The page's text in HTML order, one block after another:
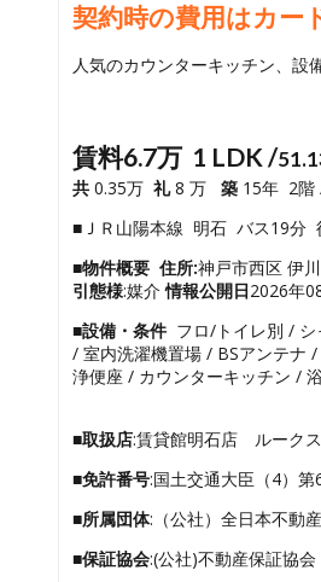
契約時の費用はカー
人気のカウンターキッチン、設
賃料6.7万 1 LDK /
共 0.35万 礼8 万 築 15年 2階
■ＪＲ山陽本線 明石 バス19分
■物件概要 住所:神戸市西区 伊
引態様:媒介情報公開日2026年
■設備・条件 フロ/トイレ別 /
/ 室内洗濯機置場 / BSアンテナ
浄便座 / カウンターキッチン /
■取扱店:賃貸館明石店 ルーク
■免許番号:国土交通大臣（4）第
■所属団体:（公社）全日本不動
■保証協会:(公社)不動産保証協会